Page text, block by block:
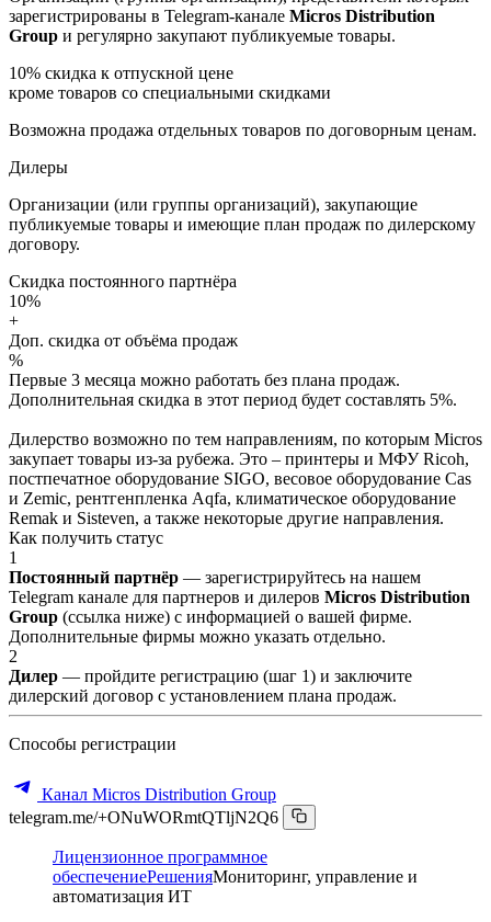
зарегистрированы в Telegram-канале Micros Distribution
Group и регулярно закупают публикуемые товары.
10% скидка к отпускной цене
кроме товаров со специальными скидками
Возможна продажа отдельных товаров по договорным ценам.
Дилеры
Организации (или группы организаций), закупающие
публикуемые товары и имеющие план продаж по дилерскому
договору.
Скидка постоянного партнёра
10%
+
Доп. скидка от объёма продаж
%
Первые 3 месяца можно работать без плана продаж.
Дополнительная скидка в этот период будет составлять 5%.
Дилерство возможно по тем направлениям, по которым Micros
закупает товары из-за рубежа. Это – принтеры и МФУ Ricoh,
постпечатное оборудование SIGO, весовое оборудование Cas
и Zemic, рентгенпленка Aqfa, климатическое оборудование
Remak и Sisteven, а также некоторые другие направления.
Как получить статус
1
Постоянный партнёр — зарегистрируйтесь на нашем
Telegram канале для партнеров и дилеров Micros Distribution
Group (ссылка ниже) с информацией о вашей фирме.
Дополнительные фирмы можно указать отдельно.
2
Дилер — пройдите регистрацию (шаг 1) и заключите
дилерский договор с установлением плана продаж.
Способы регистрации
Канал Micros Distribution Group
telegram.me/+ONuWORmtQTljN2Q6
Лицензионное программное
обеспечениеРешенияМониторинг, управление и
автоматизация ИТ